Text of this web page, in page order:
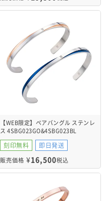
【WEB限定】ペアバングル ステンレ
ス 4SBG023GO&4SBG023BL
刻印無料 即日発送
販売価格 ¥16,500税込